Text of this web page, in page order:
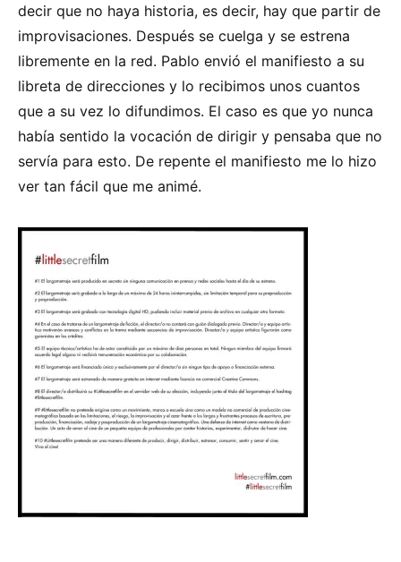
decir que no haya historia, es decir, hay que partir de
improvisaciones. Después se cuelga y se estrena
libremente en la red. Pablo envió el manifiesto a su
libreta de direcciones y lo recibimos unos cuantos
que a su vez lo difundimos. El caso es que yo nunca
había sentido la vocación de dirigir y pensaba que no
servía para esto. De repente el manifiesto me lo hizo
ver tan fácil que me animé.